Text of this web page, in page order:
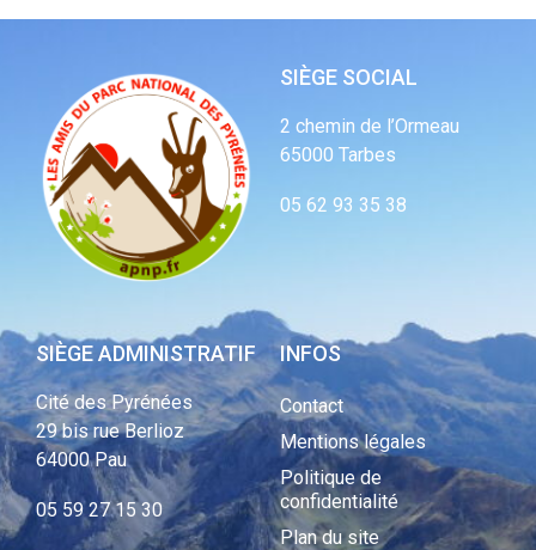
SIÈGE SOCIAL
2 chemin de l’Ormeau
65000 Tarbes
05 62 93 35 38
SIÈGE ADMINISTRATIF
Cité des Pyrénées
29 bis rue Berlioz
64000 Pau
05 59 27 15 30
INFOS
Contact
Mentions légales
Politique de
confidentialité
Plan du site